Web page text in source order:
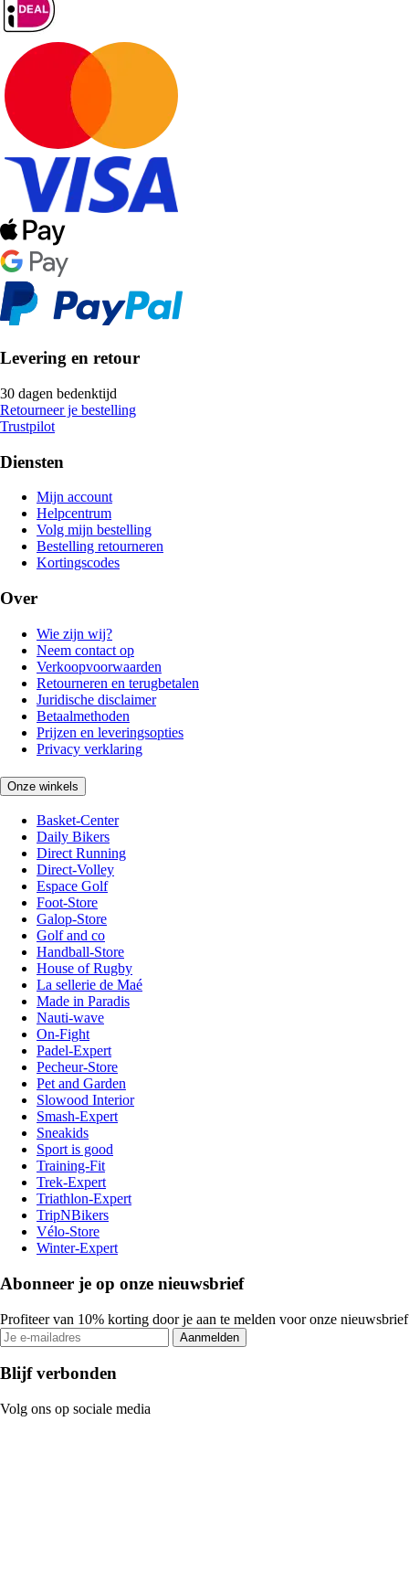
Levering en retour
30 dagen bedenktijd
Retourneer je bestelling
Trustpilot
Diensten
Mijn account
Helpcentrum
Volg mijn bestelling
Bestelling retourneren
Kortingscodes
Over
Wie zijn wij?
Neem contact op
Verkoopvoorwaarden
Retourneren en terugbetalen
Juridische disclaimer
Betaalmethoden
Prijzen en leveringsopties
Privacy verklaring
Onze winkels
Basket-Center
Daily Bikers
Direct Running
Direct-Volley
Espace Golf
Foot-Store
Galop-Store
Golf and co
Handball-Store
House of Rugby
La sellerie de Maé
Made in Paradis
Nauti-wave
On-Fight
Padel-Expert
Pecheur-Store
Pet and Garden
Slowood Interior
Smash-Expert
Sneakids
Sport is good
Training-Fit
Trek-Expert
Triathlon-Expert
TripNBikers
Vélo-Store
Winter-Expert
Abonneer je op onze nieuwsbrief
Profiteer van 10% korting door je aan te melden voor onze nieuwsbrief
Aanmelden
Blijf verbonden
Volg ons op sociale media